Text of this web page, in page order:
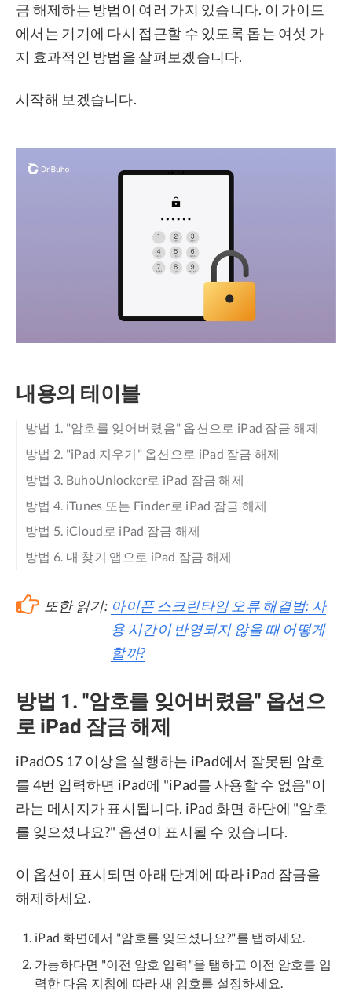
금 해제하는 방법이 여러 가지 있습니다. 이 가이드
에서는 기기에 다시 접근할 수 있도록 돕는 여섯 가
지 효과적인 방법을 살펴보겠습니다.
시작해 보겠습니다.
내용의 테이블
방법 1. "암호를 잊어버렸음" 옵션으로 iPad 잠금 해제
방법 2. "iPad 지우기" 옵션으로 iPad 잠금 해제
방법 3. BuhoUnlocker로 iPad 잠금 해제
방법 4. iTunes 또는 Finder로 iPad 잠금 해제
방법 5. iCloud로 iPad 잠금 해제
방법 6. 내 찾기 앱으로 iPad 잠금 해제
또한 읽기: 아이폰 스크린타임 오류 해결법: 사
용 시간이 반영되지 않을 때 어떻게
할까?
방법 1. "암호를 잊어버렸음" 옵션으
로 iPad 잠금 해제
iPadOS 17 이상을 실행하는 iPad에서 잘못된 암호
를 4번 입력하면 iPad에 "iPad를 사용할 수 없음"이
라는 메시지가 표시됩니다. iPad 화면 하단에 "암호
를 잊으셨나요?" 옵션이 표시될 수 있습니다.
이 옵션이 표시되면 아래 단계에 따라 iPad 잠금을
해제하세요.
iPad 화면에서 "암호를 잊으셨나요?"를 탭하세요.
가능하다면 "이전 암호 입력"을 탭하고 이전 암호를 입
력한 다음 지침에 따라 새 암호를 설정하세요.